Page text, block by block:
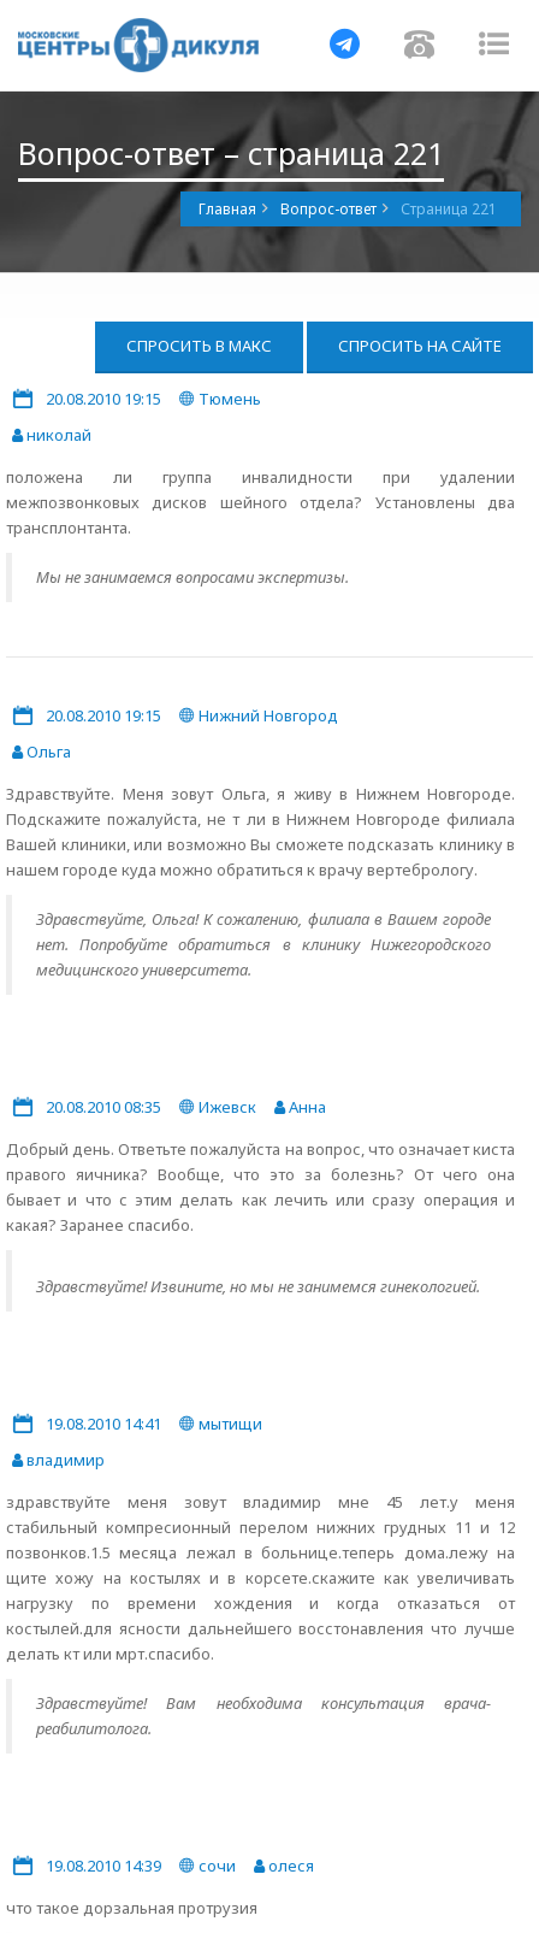
Навигация
Вопрос-ответ – страница 221
Главная Вопрос-ответ Страница 221
СПРОСИТЬ В МАКС СПРОСИТЬ НА САЙТЕ
20.08.2010 19:15
Тюмень
николай
положена ли группа инвалидности при удалении
межпозвонковых дисков шейного отдела? Установлены два
трансплонтанта.
Мы не занимаемся вопросами экспертизы.
20.08.2010 19:15
Нижний Новгород
Ольга
Здравствуйте. Меня зовут Ольга, я живу в Нижнем Новгороде.
Подскажите пожалуйста, не т ли в Нижнем Новгороде филиала
Вашей клиники, или возможно Вы сможете подсказать клинику в
нашем городе куда можно обратиться к врачу вертебрологу.
Здравствуйте, Ольга! К сожалению, филиала в Вашем городе
нет. Попробуйте обратиться в клинику Нижегородского
медицинского университета.
20.08.2010 08:35 Ижевск
Анна
Добрый день. Ответьте пожалуйста на вопрос, что означает киста
правого яичника? Вообще, что это за болезнь? От чего она
бывает и что с этим делать как лечить или сразу операция и
какая? Заранее спасибо.
Здравствуйте! Извините, но мы не занимемся гинекологией.
19.08.2010 14:41
мытищи
владимир
здравствуйте меня зовут владимир мне 45 лет.у меня
стабильный компресионный перелом нижних грудных 11 и 12
позвонков.1.5 месяца лежал в больнице.теперь дома.лежу на
щите хожу на костылях и в корсете.скажите как увеличивать
нагрузку по времени хождения и когда отказаться от
костылей.для ясности дальнейшего восстонавления что лучше
делать кт или мрт.спасибо.
Здравствуйте! Вам необходима консультация врача-
реабилитолога.
19.08.2010 14:39 сочи
олеся
что такое дорзальная протрузия